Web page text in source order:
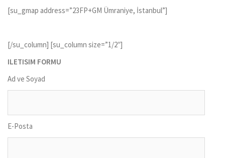
[su_gmap address=”23FP+GM Ümraniye, İstanbul”]
[/su_column] [su_column size=”1/2″]
ILETISIM FORMU
Ad ve Soyad
E-Posta